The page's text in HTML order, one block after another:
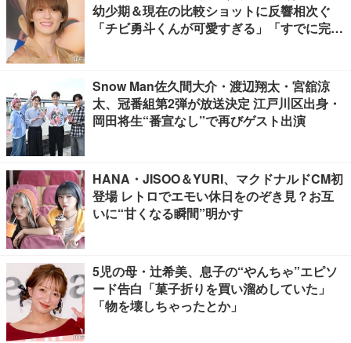
幼少期＆現在の比較ショットに反響相次ぐ
「チビ勇斗くんが可愛すぎる」「すでに完成
Snow Man佐久間大介・渡辺翔太・宮舘涼
太、冠番組第2弾が放送決定 江戸川区出身・
岡田将生“番宣なし”で再びゲスト出演
HANA・JISOO＆YURI、マクドナルドCM初
登場 レトロでエモい休日をのぞき見？お互
いに“甘くなる瞬間”明かす
5児の母・辻希美、息子の“やんちゃ”エピソ
ード告白「菓子折りを買い溜めしていた」
「物を壊しちゃったとか」